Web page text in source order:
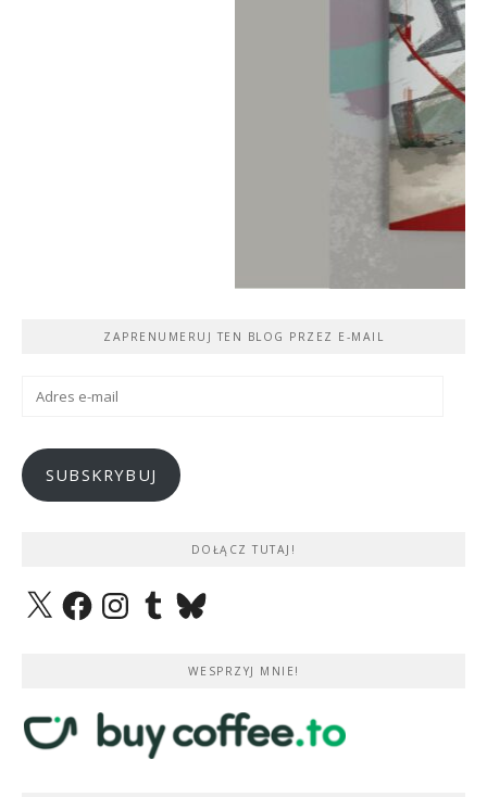
ZAPRENUMERUJ TEN BLOG PRZEZ E-MAIL
Adres
SUBSKRYBUJ
DOŁĄCZ TUTAJ!
X FacebookInstagramTumblrBluesky
WESPRZYJ MNIE!